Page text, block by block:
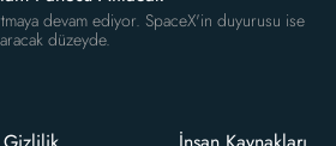
devam ediyor. SpaceX'in duyurusu ise
düzeyde.